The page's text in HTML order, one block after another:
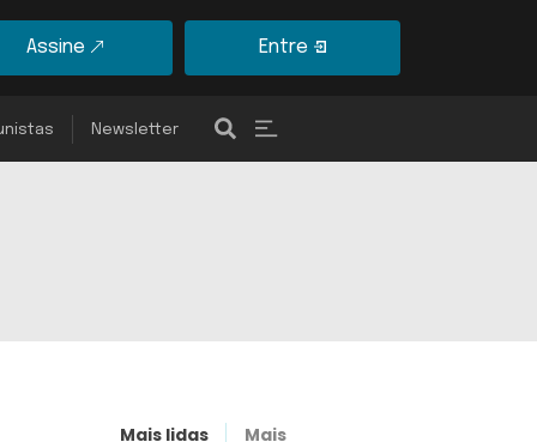
Assine Entre
Newsletter
Mais lidas
Mais